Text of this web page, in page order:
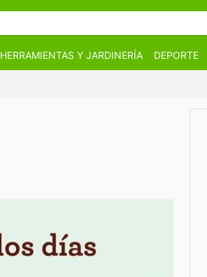
HERRAMIENTAS Y JARDINERÍA DEPORTE